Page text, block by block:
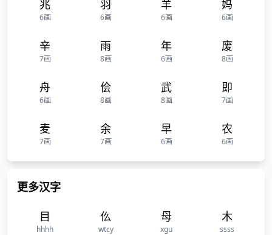
兆
6画
羽
6画
羊
6画
妈
6画
辛
7画
雨
8画
年
6画
废
8画
舟
6画
侩
8画
武
8画
即
7画
麦
7画
余
7画
早
6画
农
6画
更多汉字
目
hhhh
仫
wtcy
母
xgu
木
ssss